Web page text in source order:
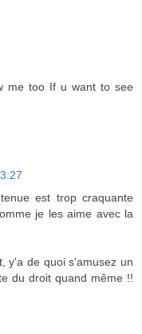
me too If u want to see
est trop craquante
je les aime avec la
y'a de quoi s'amusez un
du droit quand même !!